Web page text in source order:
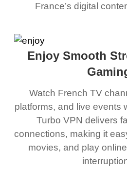
France’s digital
Enjoy Smooth
Watch French TV
platforms, and live events
Turbo VPN delivers
connections, making it
movies, and play